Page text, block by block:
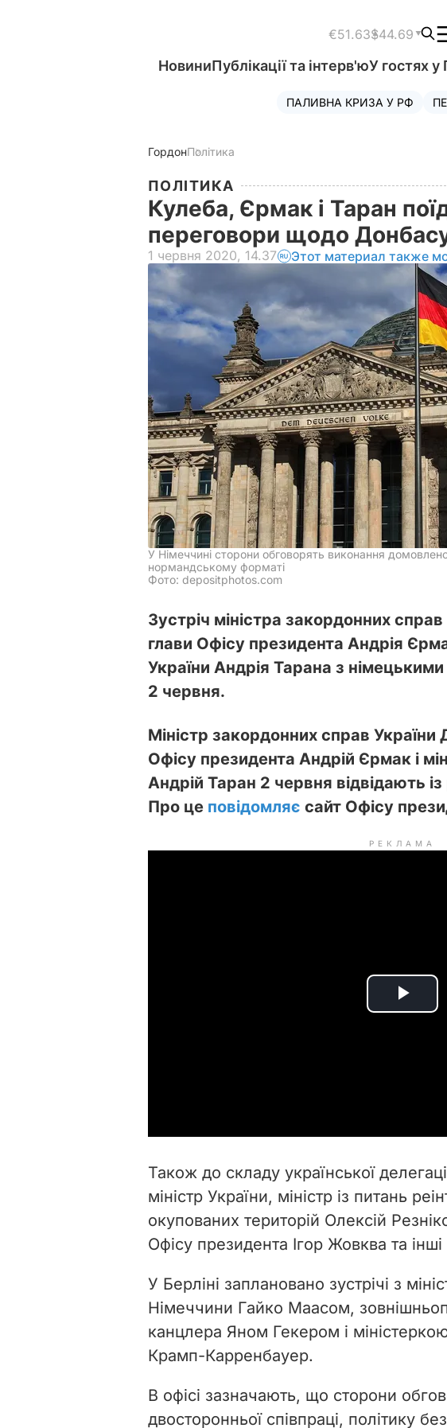
€51.63$44.69
НовиниПублікації та інтерв'юУ гостях у
ПАЛИВНА КРИЗА У РФ
ГордонПолітика
ПОЛІТИКА
Кулеба, Єрмак і Таран
переговори щодо
1 червня 2020, 14.37 Этот материал также
У Німеччині сторони обговорять виконання
нормандському форматі
Фото: depositphotos.com
Зустріч міністра закордонних
глави Офісу президента Андрія
України Андрія Тарана з
2 червня.
Міністр закордонних справ України
Офісу президента Андрій Єрмак і
Андрій Таран 2 червня відвідають
Про це повідомляє сайт Офісу
РЕКЛАМА
P
i
d
o
Також до складу української
міністр України, міністр із питань
окупованих територій Олексій
Офісу президента Ігор Жовква та інші
У Берліні заплановано зустрічі з
Німеччини Гайко Маасом,
канцлера Яном Гекером і
Крамп-Карренбауер.
В офісі зазначають, що сторони
двосторонньої співпраці, політику